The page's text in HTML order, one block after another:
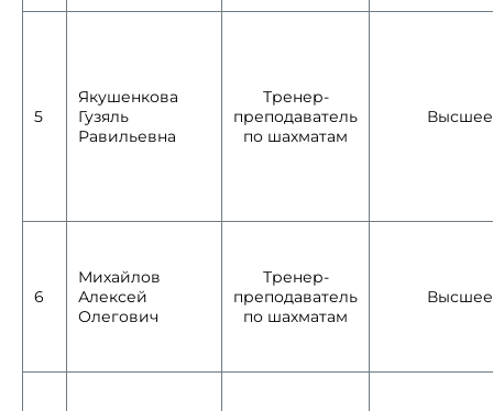
5
Якушенкова
Гузяль
Равильевна
Тренер-
преподаватель
по шахматам
Высшее
6
Михайлов
Алексей
Олегович
Тренер-
преподаватель
по шахматам
Высшее